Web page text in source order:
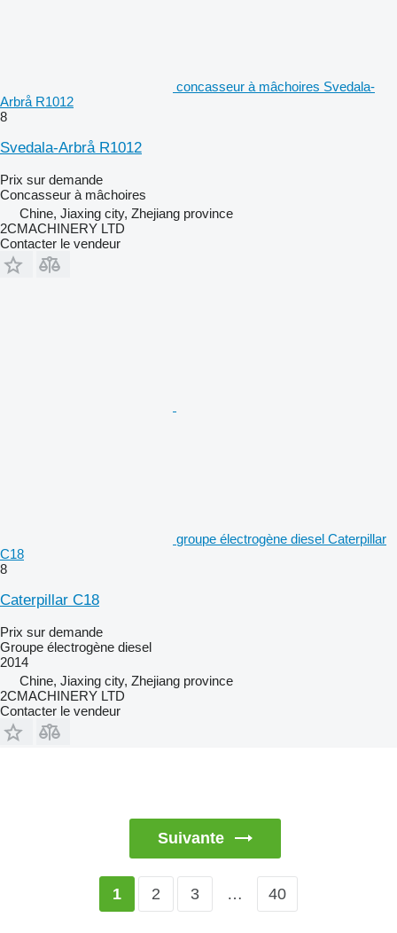
concasseur à mâchoires Svedala-
Arbrå R1012
8
Svedala-Arbrå R1012
Prix sur demande
Concasseur à mâchoires
Chine, Jiaxing city, Zhejiang province
2CMACHINERY LTD
Contacter le vendeur
groupe électrogène diesel Caterpillar
C18
8
Caterpillar C18
Prix sur demande
Groupe électrogène diesel
2014
Chine, Jiaxing city, Zhejiang province
2CMACHINERY LTD
Contacter le vendeur
Suivante
1 2 3 … 40